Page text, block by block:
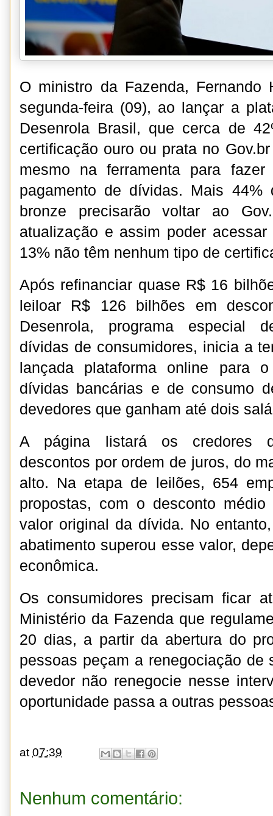
O ministro da Fazenda, Fernando
segunda-feira (09), ao lançar a
Desenrola Brasil, que cerca de
certificação ouro ou prata no
mesmo na ferramenta para
pagamento de dívidas. Mais 44%
bronze precisarão voltar ao
atualização e assim poder
13% não têm nenhum tipo de
Após refinanciar quase R$ 16
leiloar R$ 126 bilhões em
Desenrola, programa especial
dívidas de consumidores, inicia a
lançada plataforma online para
dívidas bancárias e de consumo
devedores que ganham até dois
A página listará os credores
descontos por ordem de juros, do
alto. Na etapa de leilões, 654
propostas, com o desconto
valor original da dívida. No
abatimento superou esse valor,
econômica.
Os consumidores precisam ficar
Ministério da Fazenda que
20 dias, a partir da abertura do
pessoas peçam a renegociação de
devedor não renegocie nesse
oportunidade passa a outras
at07:39
Nenhum comentário: